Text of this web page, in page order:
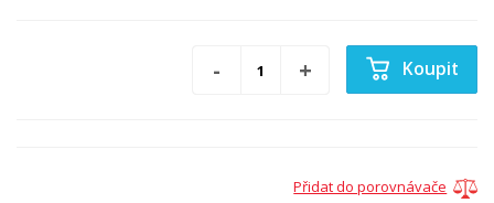
Koupit
Přidat do porovnávače